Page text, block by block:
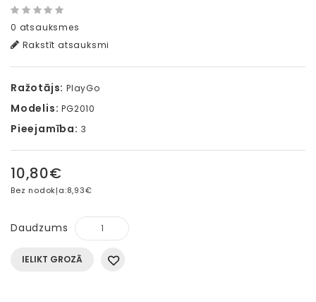
0 atsauksmes
Rakstīt atsauksmi
Ražotājs: PlayGo
Modelis: PG2010
Pieejamība: 3
10,80€
Bez nodokļa:8,93€
Daudzums
IELIKT GROZĀ